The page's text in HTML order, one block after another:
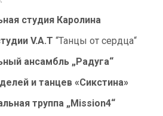
студия Каролина
V.A.T “Танцы от сердца“
ансамбль „Радуга“
и танцев «Сикстина»
труппа „Mission4“